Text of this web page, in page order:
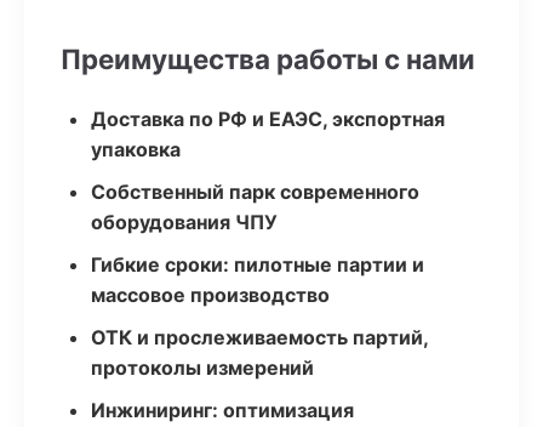
Преимущества работы с нами
Доставка по РФ и ЕАЭС, экспортная
упаковка
Собственный парк современного
оборудования ЧПУ
Гибкие сроки: пилотные партии и
массовое производство
ОТК и прослеживаемость партий,
протоколы измерений
Инжиниринг: оптимизация